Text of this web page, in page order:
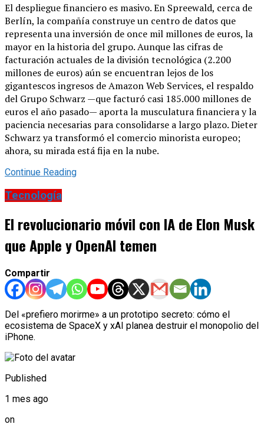
El despliegue financiero es masivo. En Spreewald, cerca de
Berlín, la compañía construye un centro de datos que
representa una inversión de once mil millones de euros, la
mayor en la historia del grupo. Aunque las cifras de
facturación actuales de la división tecnológica (2.200
millones de euros) aún se encuentran lejos de los
gigantescos ingresos de Amazon Web Services, el respaldo
del Grupo Schwarz —que facturó casi 185.000 millones de
euros el año pasado— aporta la musculatura financiera y la
paciencia necesarias para consolidarse a largo plazo. Dieter
Schwarz ya transformó el comercio minorista europeo;
ahora, su mirada está fija en la nube.
Continue Reading
Tecnología
El revolucionario móvil con IA de Elon Musk
que Apple y OpenAI temen
Compartir
Del «prefiero morirme» a un prototipo secreto: cómo el
ecosistema de SpaceX y xAI planea destruir el monopolio del
iPhone.
Published
1 mes ago
on